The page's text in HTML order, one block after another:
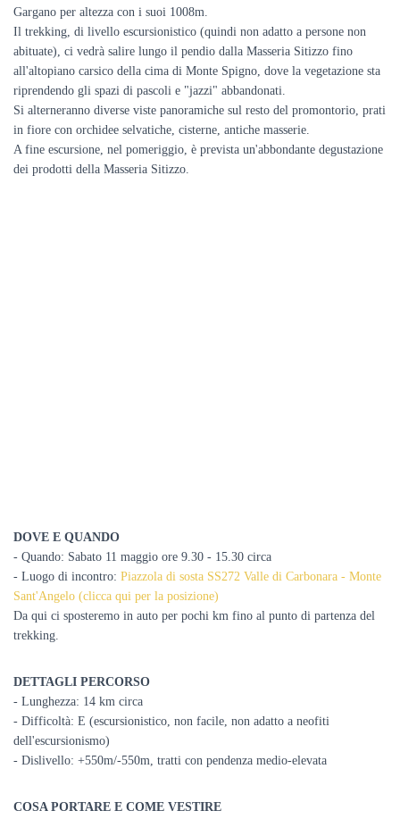
Gargano per altezza con i suoi 1008m.
Il trekking, di livello escursionistico (quindi non adatto a persone non
abituate), ci vedrà salire lungo il pendio dalla Masseria Sitizzo fino
all'altopiano carsico della cima di Monte Spigno, dove la vegetazione sta
riprendendo gli spazi di pascoli e "jazzi" abbandonati.
Si alterneranno diverse viste panoramiche sul resto del promontorio, prati
in fiore con orchidee selvatiche, cisterne, antiche masserie.
A fine escursione, nel pomeriggio, è prevista un'abbondante degustazione
dei prodotti della Masseria Sitizzo.
DOVE E QUANDO
- Quando: Sabato 11 maggio ore 9.30 - 15.30 circa
- Luogo di incontro: Piazzola di sosta SS272 Valle di Carbonara - Monte
Sant'Angelo (clicca qui per la posizione)
Da qui ci sposteremo in auto per pochi km fino al punto di partenza del
trekking.
DETTAGLI PERCORSO
- Lunghezza: 14 km circa
- Difficoltà: E (escursionistico, non facile, non adatto a neofiti
dell'escursionismo)
- Dislivello: +550m/-550m, tratti con pendenza medio-elevata
COSA PORTARE E COME VESTIRE